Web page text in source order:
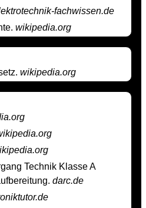
fachwissen.de
wikipedia.org
wikipedia.org
Technik Klasse A
darc.de